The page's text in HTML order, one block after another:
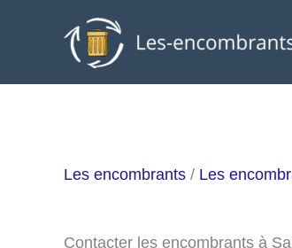
Les encombrants / Les
Contacter les encombrants à